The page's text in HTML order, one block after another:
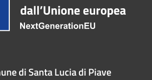
di Santa Lucia di Piave